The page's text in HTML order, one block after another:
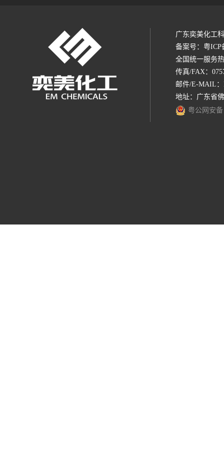
广东奕美化工
备案号： 粤ICP
全国统一服务
传真/FAX：
邮件/E-MAIL：
地址：广东省
粤公网安备